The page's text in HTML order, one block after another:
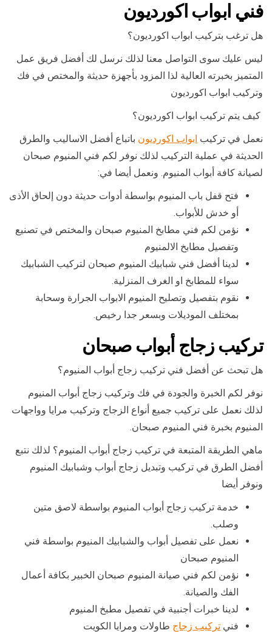
فني ابواب اكورديون
هل ترغب بتركيب ابواب اكورديون؟
ليس عليك سوى التواصل معنا لذلك نرسل لك أفضل فريق عمل
المتميز بخبرته العالية لذا المزود بأجهزة حديثة والمختص في فك
وتركيب ابواب اكورديون
كيف يتم تركيب ابواب اكورديون؟
نعمل في تركيب ابواب اكورديون باتباع أفضل الاساليب والطرق
الحديثة في عملية التركيب لذلك نوفر لكم فني المنيوم صبحان
لصيانة كافة أبواب المنيوم. ونعمل أيضا في:
فتح قفل باب المنيوم بواسطة أدوات حديثة دون إلحاق الأذى
أو خدش للأبواب.
نؤمن لكم فني مطابخ المنيوم صبحان والمختص في تصنيع
وتفصيل مطابخ الالمنيوم
لدينا أفضل فني شبابيك المنيوم صبحان لتركيب الشبابيك
سواء للمطابخ او الغرف المنزلية.
نقوم بتفصيل وتصليح المنيوم الابواب الجرارة وسحابة
بمختلف الموديلات وبسعر جدا رخيص.
تركيب زجاج أبواب صبحان
هل تبحث عن أفضل فني تركيب زجاج أبواب المنيوم؟
نوفر لكم الخبرة والجودة في فك وتركيب زجاج أبواب المنيوم
لذلك نعمل على تركيب جميع أنواع الزجاج وتركيب مرايا وواجهات
المنيوم بخبرة فني المنيوم صبحان.
ماهي الطريقة المتبعة في تركيب زجاج أبواب المنيوم؟ لذلك نتبع
أفضل الطرق في تركيب وتبديل زجاج أبواب وشبابيك المنيوم
ونوفر أيضا
خدمة تركيب زجاج أبواب المنيوم بواسطة لاصق متين
وصلب.
نعمل على تفصيل أبواب والشبابيك المنيوم بواسطة فني
المنيوم صبحان
نؤمن لكم فني صيانة المنيوم صبحان الخبير بكافة أعمال
الفك والصيانة.
لدينا خبرات أجنبية في تفصيل مطبخ المنيوم
فني تركيب زجاج طاولات ومرايا الكويت